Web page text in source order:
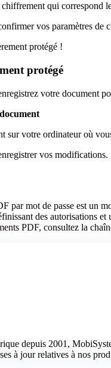
qui correspond
vos paramètres de
protégé !
protégé
votre document
sur votre ordinateur où
vos modifications.
par mot de passe est un
des autorisations
PDF, consultez la
depuis 2001,
à jour relatives à nos